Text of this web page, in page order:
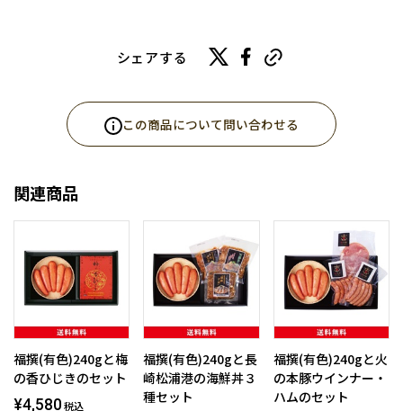
シェアする
この商品について問い合わせる
関連商品
福撰(有色)240gと梅
の香ひじきのセット
¥4,580 税込
福撰(有色)240gと長
崎松浦港の海鮮丼３
種セット
福撰(有色)240gと火
の本豚ウインナー・
ハムのセット